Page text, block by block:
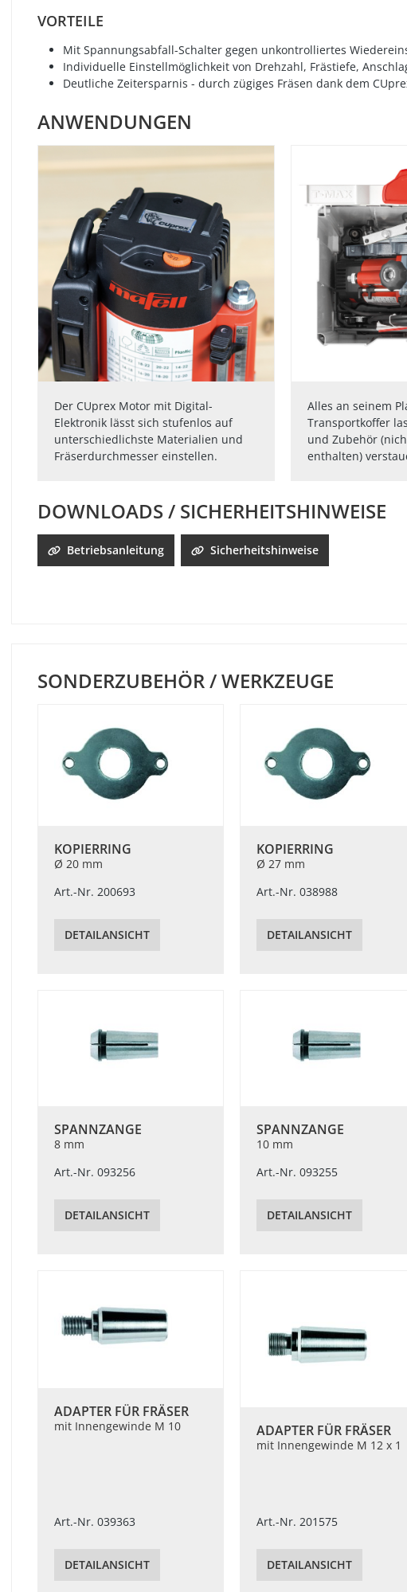
VORTEILE
Mit Spannungsabfall-Schalter gegen unkontrolliertes
Individuelle Einstellmöglichkeit von Drehzahl, Frästiefe,
Deutliche Zeitersparnis - durch zügiges Fräsen dank dem
ANWENDUNGEN
Der CUprex Motor mit Digital-
Elektronik lässt sich stufenlos auf
unterschiedlichste Materialien und
Fräserdurchmesser einstellen.
Alles an seinem
Transportkoffer
und Zubehör
enthalten)
DOWNLOADS / SICHERHEITSHINWEISE
Betriebsanleitung Sicherheitshinweise
SONDERZUBEHÖR / WERKZEUGE
KOPIERRING
Ø 20 mm
Art.-Nr. 200693
DETAILANSICHT
KOPIERRING
Ø 27 mm
Art.-Nr. 038988
DETAILANSICHT
SPANNZANGE
8 mm
Art.-Nr. 093256
DETAILANSICHT
SPANNZANGE
10 mm
Art.-Nr. 093255
DETAILANSICHT
ADAPTER FÜR FRÄSER
mit Innengewinde M 10
Art.-Nr. 039363
DETAILANSICHT
ADAPTER FÜR FRÄSER
mit Innengewinde M 12 x 1
Art.-Nr. 201575
DETAILANSICHT